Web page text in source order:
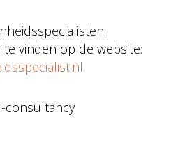
vinden op de website:
consultancy